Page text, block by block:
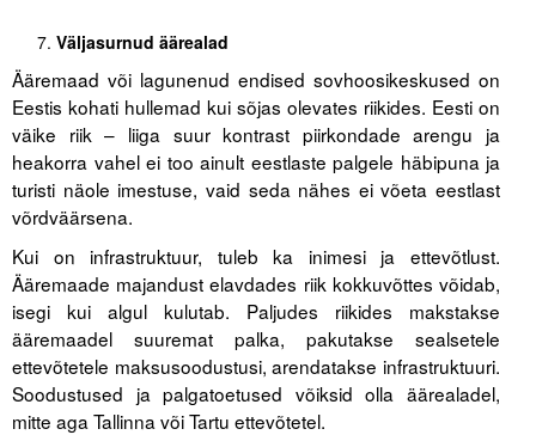
Väljasurnud äärealad
Ääremaad või lagunenud endised sovhoosikeskused on
Eestis kohati hullemad kui sõjas olevates riikides. Eesti on
väike riik – liiga suur kontrast piirkondade arengu ja
heakorra vahel ei too ainult eestlaste palgele häbipuna ja
turisti näole imestuse, vaid seda nähes ei võeta eestlast
võrdväärsena.
Kui on infrastruktuur, tuleb ka inimesi ja ettevõtlust.
Ääremaade majandust elavdades riik kokkuvõttes võidab,
isegi kui algul kulutab. Paljudes riikides makstakse
ääremaadel suuremat palka, pakutakse sealsetele
ettevõtetele maksusoodustusi, arendatakse infrastruktuuri.
Soodustused ja palgatoetused võiksid olla äärealadel,
mitte aga Tallinna või Tartu ettevõtetel.